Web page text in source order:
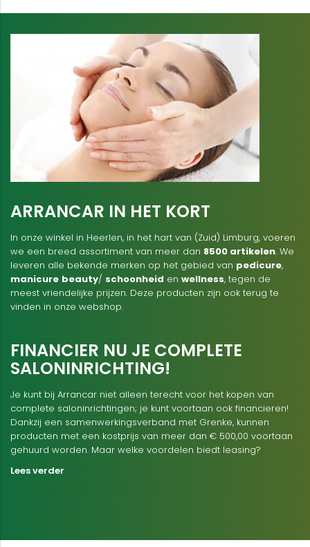
ARRANCAR IN HET KORT
In onze winkel in Heerlen, in het hart van (Zuid) Limburg, voeren
we een breed assortiment van meer dan 8500 artikelen. We
leveren alle bekende merken op het gebied van pedicure,
manicure beauty/ schoonheid en wellness, tegen de
meest vriendelijke prijzen. Deze producten zijn ook terug te
vinden in onze webshop.
FINANCIER NU JE COMPLETE
SALONINRICHTING!
Je kunt bij Arrancar niet alleen terecht voor het kopen van
complete saloninrichtingen; je kunt voortaan ook financieren!
Dankzij een samenwerkingsverband met Grenke, kunnen
producten met een kostprijs van meer dan € 500,00 voortaan
gehuurd worden. Maar welke voordelen biedt leasing?
Lees verder